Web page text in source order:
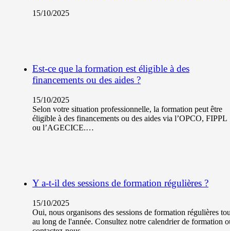
15/10/2025
Est-ce que la formation est éligible à des
financements ou des aides ?
15/10/2025
Selon votre situation professionnelle, la formation peut être
éligible à des financements ou des aides via l’OPCO, FIPPL
ou l’AGECICE.…
Y a-t-il des sessions de formation régulières ?
15/10/2025
Oui, nous organisons des sessions de formation régulières
au long de l'année. Consultez notre calendrier de formation